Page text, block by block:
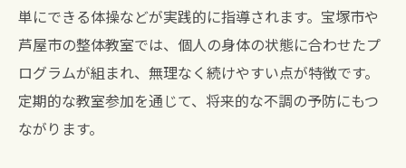
単にできる体操などが実践的に指導されます。宝塚市や
芦屋市の整体教室では、個人の身体の状態に合わせたプ
ログラムが組まれ、無理なく続けやすい点が特徴です。
定期的な教室参加を通じて、将来的な不調の予防にもつ
ながります。